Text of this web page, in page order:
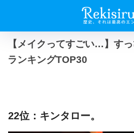
【メイクってすごい…】す
ランキングTOP30
22位：キンタロー。